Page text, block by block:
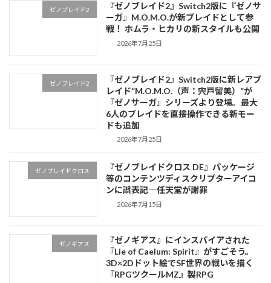
ゼノブレイド2
『ゼノブレイド2』Switch2版に『ゼノサ
ーガ』M.O.M.O.が新ブレイドとして参
戦！ ホムラ・ヒカリの新スタイルも公開
2026年7月25日
ゼノブレイド2
『ゼノブレイド2』Switch2版に新レアブ
レイド“M.O.M.O.（声：宍戸留美）”が
『ゼノサーガ』シリーズより登場。最大
6人のブレイドを直接操作できる新モー
ドも追加
2026年7月25日
ゼノブレイドクロス
『ゼノブレイドクロス DE』パッケージ
等のコンテンツディスクリプターアイコ
ンに誤表記―任天堂が謝罪
2026年7月15日
ゼノギアス
『ゼノギアス』にインスパイアされた
『Lie of Caelum: Spirit』がすごそう。
3D×2Dドット絵でSF世界の戦いを描く
『RPGツクールMZ』製RPG